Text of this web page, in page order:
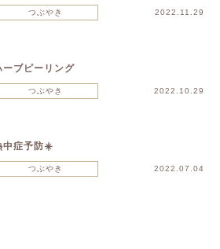
つぶやき 2022.11.29
ーブピーリング
つぶやき 2022.10.29
中症予防☀️
つぶやき 2022.07.04